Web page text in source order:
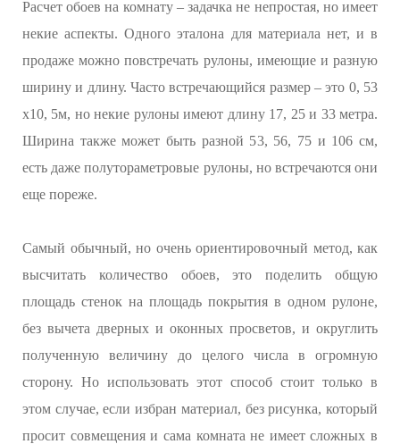
Расчет обоев на комнату – задачка не непростая, но имеет
некие аспекты. Одного эталона для материала нет, и в
продаже можно повстречать рулоны, имеющие и разную
ширину и длину. Часто встречающийся размер – это 0, 53
х10, 5м, но некие рулоны имеют длину 17, 25 и 33 метра.
Ширина также может быть разной 53, 56, 75 и 106 см,
есть даже полутораметровые рулоны, но встречаются они
еще пореже.
Самый обычный, но очень ориентировочный метод, как
высчитать количество обоев, это поделить общую
площадь стенок на площадь покрытия в одном рулоне,
без вычета дверных и оконных просветов, и округлить
полученную величину до целого числа в огромную
сторону. Но использовать этот способ стоит только в
этом случае, если избран материал, без рисунка, который
просит совмещения и сама комната не имеет сложных в